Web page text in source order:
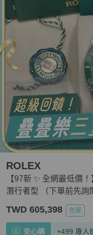
【97新 ✨ 全網最低價
潛行者型 （下單前先詢問
ROLEX
TWD 605,398 免運
安心購 +499 專人